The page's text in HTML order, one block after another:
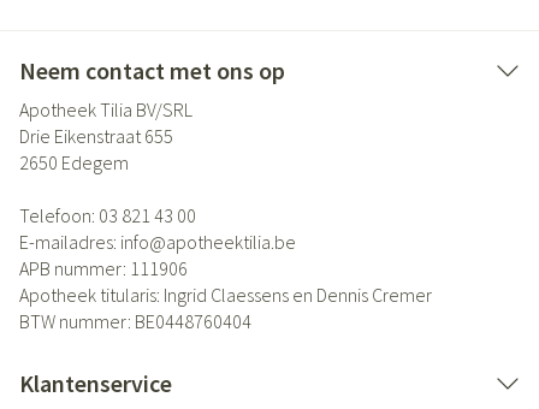
Neem contact met ons op
Apotheek Tilia BV/SRL
Drie Eikenstraat 655
2650 Edegem
Telefoon: 03 821 43 00
E-mailadres: info@apotheektilia.be
APB nummer: 111906
Apotheek titularis: Ingrid Claessens en Dennis Cremer
BTW nummer: BE0448760404
Klantenservice